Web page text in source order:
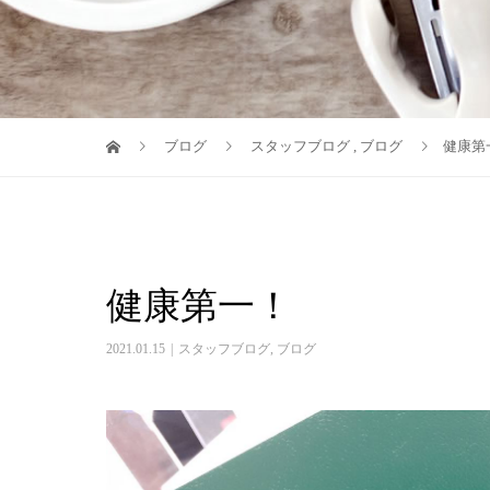
ブログ スタッフブログ , ブログ 健康第
健康第一！
2021.01.15 スタッフブログ, ブログ